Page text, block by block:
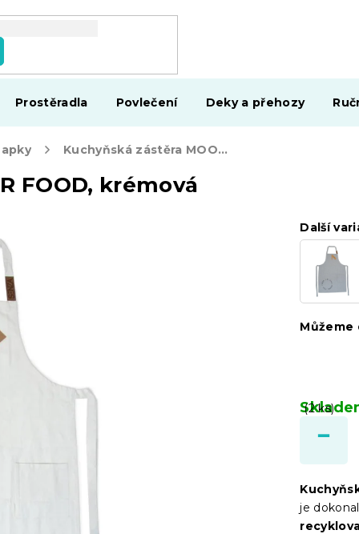
Prostěradla Povlečení Deky a přehozy
Kuchyňská zástěra MOOD FOR FOOD, krémová
FOOD, krémová
(2 ks)
Další
je